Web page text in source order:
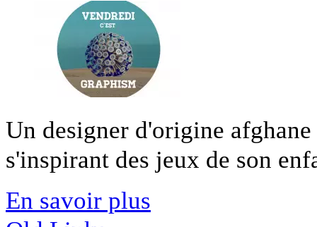
Un designer d'origine
s'inspirant des jeux de son
En savoir plus